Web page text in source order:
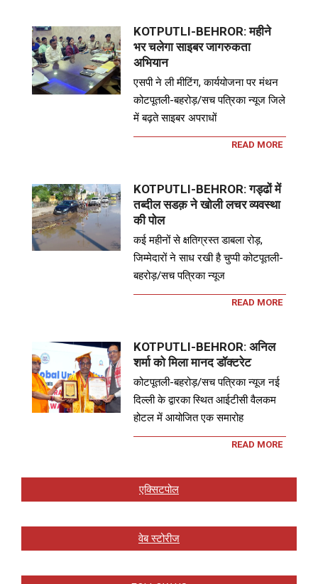
KOTPUTLI-BEHROR: महीने
भर चलेगा साइबर जागरुकता
अभियान
एसपी ने ली मीटिंग, कार्ययोजना पर मंथन
कोटपूतली-बहरोड़/सच पत्रिका न्यूज जिले
में बढ़ते साइबर अपराधों
READ MORE
KOTPUTLI-BEHROR: गड्ढों में
तब्दील सडक़ ने खोली लचर व्यवस्था
की पोल
कई महीनों से क्षतिग्रस्त डाबला रोड़,
जिम्मेदारों ने साध रखी है चुप्पी कोटपूतली-
बहरोड़/सच पत्रिका न्यूज
READ MORE
KOTPUTLI-BEHROR: अनिल
शर्मा को मिला मानद डॉक्टरेट
कोटपूतली-बहरोड़/सच पत्रिका न्यूज नई
दिल्ली के द्वारका स्थित आईटीसी वैलकम
होटल में आयोजित एक समारोह
READ MORE
एक्सिटपोल
वेब स्टोरीज